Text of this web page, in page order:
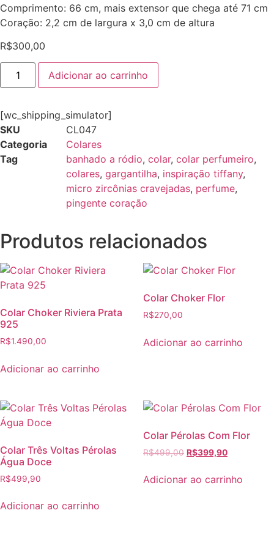
Comprimento: 66 cm, mais extensor que chega até 71 cm
Coração: 2,2 cm de largura x 3,0 cm de altura
R$300,00
Adicionar ao carrinho
[wc_shipping_simulator]
SKU
CL047
Categoria
Colares
Tag
banhado a ródio, colar, colar perfumeiro,
colares, gargantilha, inspiração tiffany,
micro zircônias cravejadas, perfume,
pingente coração
Produtos relacionados
Colar Choker Riviera Prata
925
R$1.490,00
Adicionar ao carrinho
Colar Choker Flor
R$270,00
Adicionar ao carrinho
Colar Três Voltas Pérolas
Água Doce
R$499,90
Adicionar ao carrinho
Colar Pérolas Com Flor
R$499,00 R$399,90
Adicionar ao carrinho